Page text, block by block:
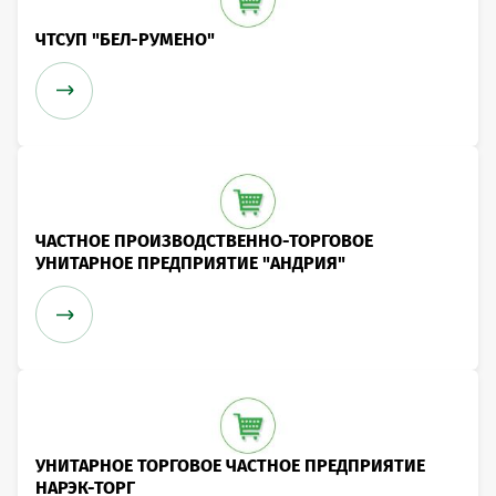
ЧТСУП "БЕЛ-РУМЕНО"
ЧАСТНОЕ ПРОИЗВОДСТВЕННО-ТОРГОВОЕ
УНИТАРНОЕ ПРЕДПРИЯТИЕ "АНДРИЯ"
УНИТАРНОЕ ТОРГОВОЕ ЧАСТНОЕ ПРЕДПРИЯТИЕ
НАРЭК-ТОРГ